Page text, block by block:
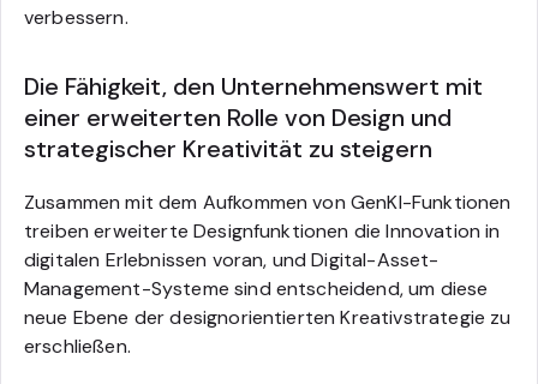
verbessern.
Die Fähigkeit, den Unternehmenswert mit
einer erweiterten Rolle von Design und
strategischer Kreativität zu steigern
Zusammen mit dem Aufkommen von GenKI-Funktionen
treiben erweiterte Designfunktionen die Innovation in
digitalen Erlebnissen voran, und Digital-Asset-
Management-Systeme sind entscheidend, um diese
neue Ebene der designorientierten Kreativstrategie zu
erschließen.